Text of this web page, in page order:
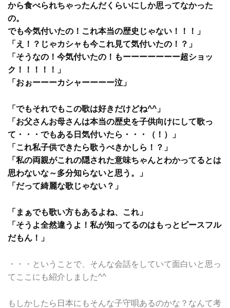
から食べられちゃったんだくらいにしか思ってなかった
の。
でも今気付いたの！これ本当の歴史じゃない！！！」
「え！？じゃカシャも今これ見て気付いたの！？」
「そうなの！今気付いたの！もーーーーーーー超ショッ
ク！！！！！」
「おぉーーーカシャーーーー泣」
「でもそれでもこの歌は好きだけどね^^」
「お父さんお母さんは本当の歴史を子供向けにして歌っ
て・・・でもある日気付いたら・・・（！）」
「これ私子供できたら歌うべきかしら！？」
「私の両親がこれの隠された意味ちゃんとわかってるとは
思わないな～多分知らないと思う。」
「だって綺麗な歌じゃない？」
「まぁでも歌い方もあるよね、これ」
「そうよ全然違うよ！私が知ってるのはもっとピースフル
だもん！」
・・・ということで、そんな会話をしていて面白いと思っ
てここにも紹介しました^^
もしかしたら日本にもそんな子守唄あるのかな？なんて考